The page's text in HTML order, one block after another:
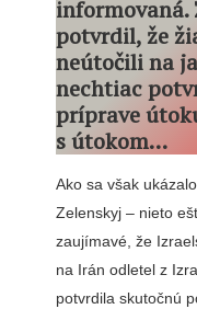
informovaná.
potvrdil, že
neútočili na
nechtiac
príprave
s útokom…
Ako sa však
Zelenskyj – nieto
zaujímavé, že
na Irán odletel z
potvrdila skutočnú